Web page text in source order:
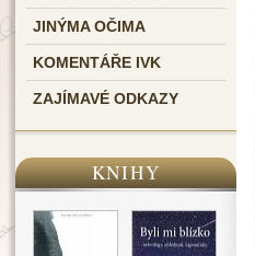
JINÝMA OČIMA
KOMENTÁŘE IVK
ZAJÍMAVÉ ODKAZY
KNIHY